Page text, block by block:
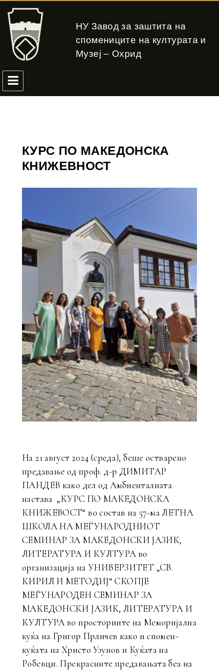
НУ Завод за заштита на
спомениците на културата и
Музеј – Охрид
КУРС ПО МАКЕДОНСКА
КНИЖЕВНОСТ
На 21 август 2024 (среда), беше остварено
предавање од проф. д-р ДИМИТАР
ПАНДЕВ како дел од Амбиенталната
настава „КУРС ПО МАКЕДОНСКА
КНИЖЕВОСТ“ во состав на 57-ма ЛЕТНА
ШКОЛА НА МЕЃУНАРОДНИОТ
СЕМИНАР ЗА МАКЕДОНСКИ ЈАЗИК,
ЛИТEРАТУРА И КУЛТУРА во
организација на УНИВЕРЗИТЕТ „СВ.
КИРИЛ И МЕТОДИЈ“ СКОПЈЕ
МЕЃУНАРОДЕН СЕМИНАР ЗА
МАКЕДОНСКИ ЈАЗИК, ЛИТЕРАТУРА И
КУЛТУРА во просториите на Меморијална
куќа на Григор Прличев како и спомен-
куќата на Христо Узунов и Куќата на
Робевци. Прекрасните предавањата беа на